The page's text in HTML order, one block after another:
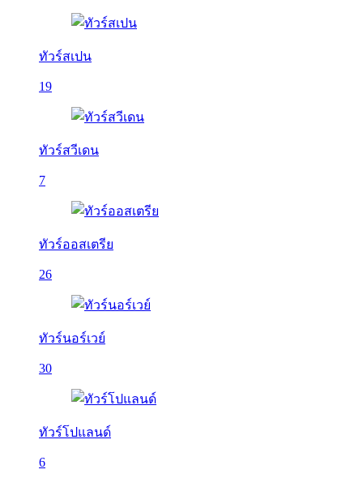
ทัวร์สเปน
19
ทัวร์สวีเดน
7
ทัวร์ออสเตรีย
26
ทัวร์นอร์เวย์
30
ทัวร์โปแลนด์
6